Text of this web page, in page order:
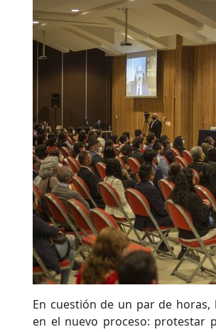
En cuestión de un par de
en el nuevo proceso: protestar